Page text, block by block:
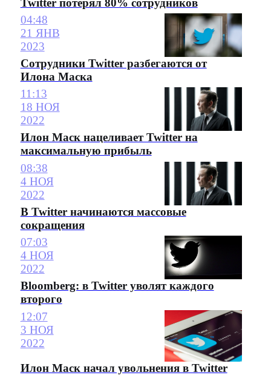
Twitter потерял 80% сотрудников
04:48
21 ЯНВ
2023
Сотрудники Twitter разбегаются от
Илона Маска
11:13
18 НОЯ
2022
Илон Маск нацеливает Twitter на
максимальную прибыль
08:38
4 НОЯ
2022
В Twitter начинаются массовые
сокращения
07:03
4 НОЯ
2022
Bloomberg: в Twitter уволят каждого
второго
12:07
3 НОЯ
2022
Илон Маск начал увольнения в Twitter